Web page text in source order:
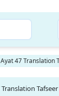
47 Translation
Tafseer